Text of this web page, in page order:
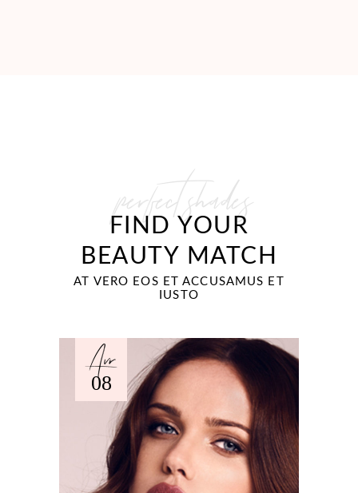
perfect shades
FIND YOUR
BEAUTY MATCH
AT VERO EOS ET ACCUSAMUS ET
IUSTO
Avr
08